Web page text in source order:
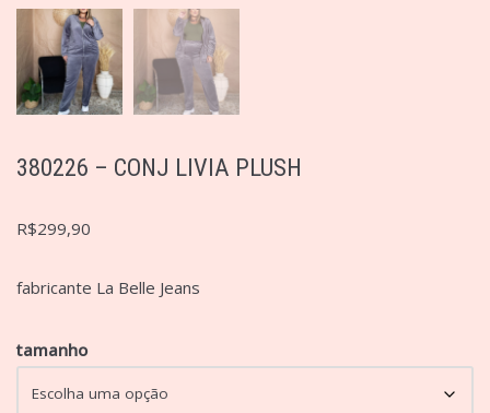
380226 – CONJ LIVIA PLUSH
R$299,90
fabricante La Belle Jeans
tamanho